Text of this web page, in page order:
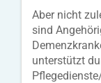
Aber nicht
sind
unterstützt